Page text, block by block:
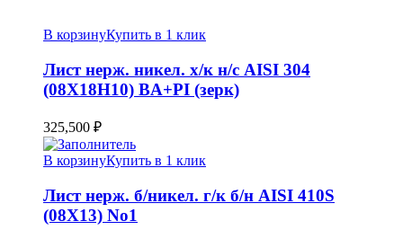
В корзинуКупить в 1 клик
Лист нерж. никел. х/к н/с AISI 304
(08Х18Н10) BA+PI (зерк)
325,500 ₽
В корзинуКупить в 1 клик
Лист нерж. б/никел. г/к б/н AISI 410S
(08Х13) No1